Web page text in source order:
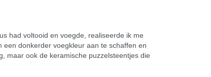
had voltooid en voegde, realiseerde ik me
donkerder voegkleur aan te schaffen en
maar ook de keramische puzzelsteentjes die